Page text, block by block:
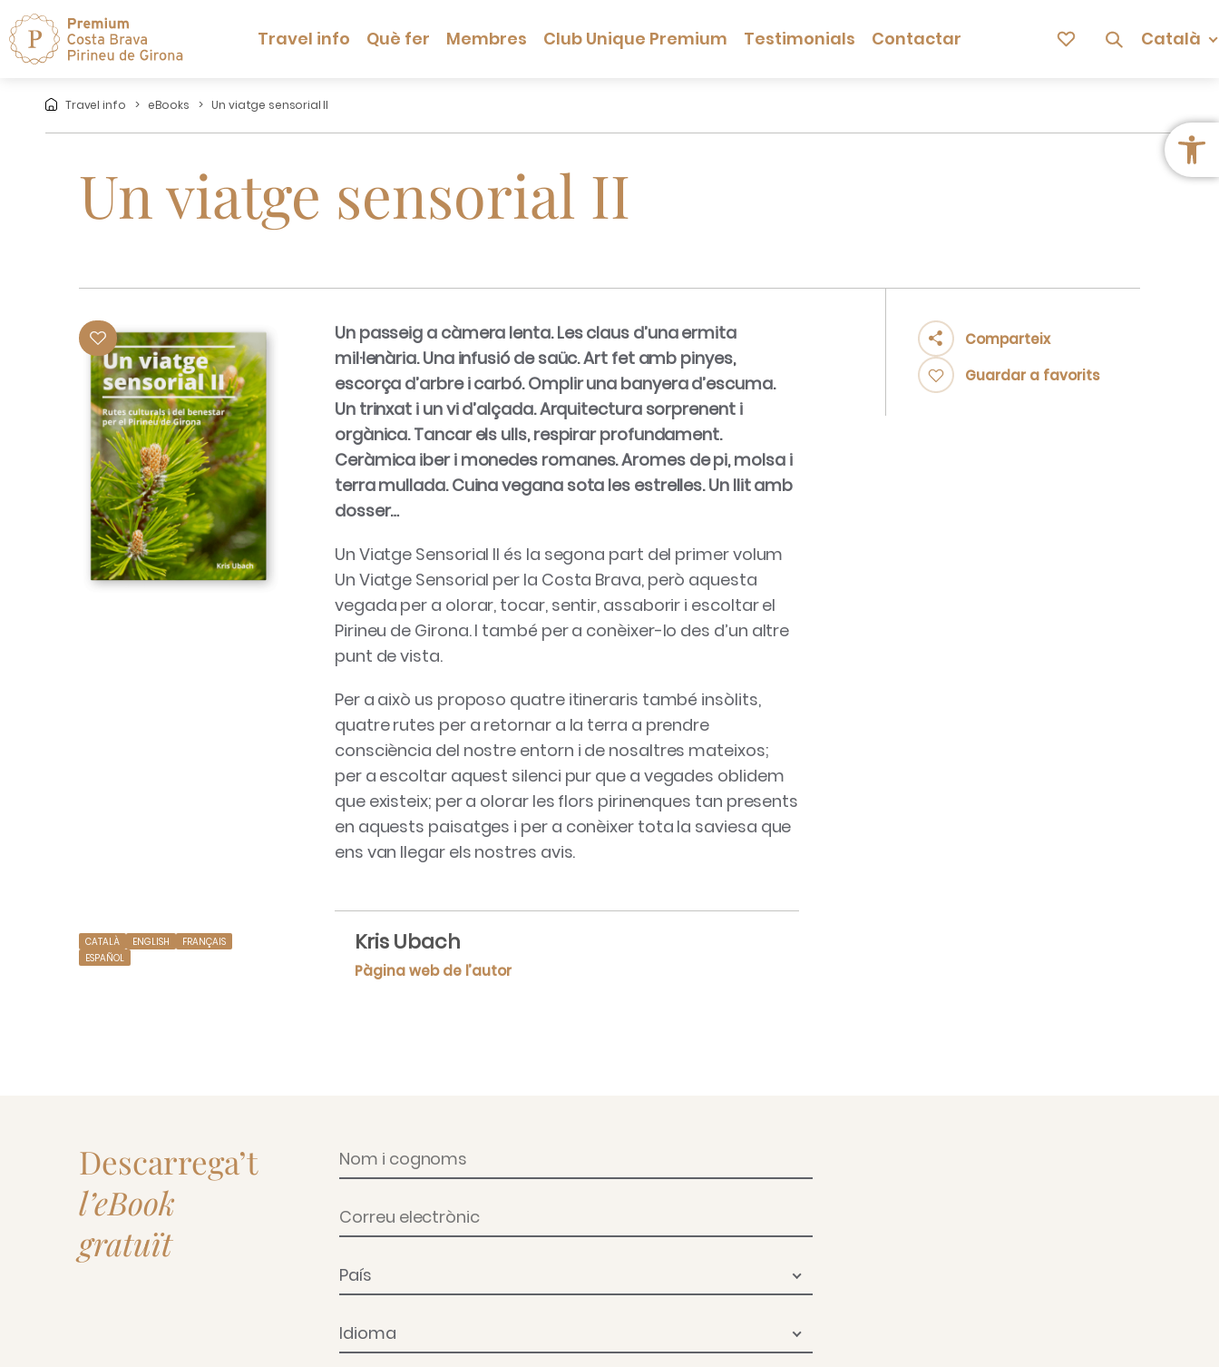
Obre
Travel info Què fer Membres Club Unique Premium Testimonials Contactar Català
Travel info eBooks Un viatge sensorial II
Un viatge sensorial II
Comparteix
Guardar a favorits
Un passeig a càmera lenta. Les claus d’una ermita
mil·lenària. Una infusió de saüc. Art fet amb pinyes,
escorça d’arbre i carbó. Omplir una banyera d’escuma.
Un trinxat i un vi d’alçada. Arquitectura sorprenent i
orgànica. Tancar els ulls, respirar profundament.
Ceràmica iber i monedes romanes. Aromes de pi, molsa i
terra mullada. Cuina vegana sota les estrelles. Un llit amb
dosser…
Un Viatge Sensorial II és la segona part del primer volum
Un Viatge Sensorial per la Costa Brava, però aquesta
vegada per a olorar, tocar, sentir, assaborir i escoltar el
Pirineu de Girona. I també per a conèixer-lo des d’un altre
punt de vista.
Per a això us proposo quatre itineraris també insòlits,
quatre rutes per a retornar a la terra a prendre
consciència del nostre entorn i de nosaltres mateixos;
per a escoltar aquest silenci pur que a vegades oblidem
que existeix; per a olorar les flors pirinenques tan presents
en aquests paisatges i per a conèixer tota la saviesa que
ens van llegar els nostres avis.
CATALÀ ENGLISH
FRANÇAIS
ESPAÑOL
Kris Ubach
Pàgina web de l’autor
Descarrega’t
l’eBook
gratuït
País
Idioma